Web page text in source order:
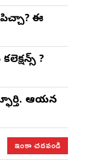
పిచ్చా? ఈ
?
ఆయన
ఇంకా చదవండి